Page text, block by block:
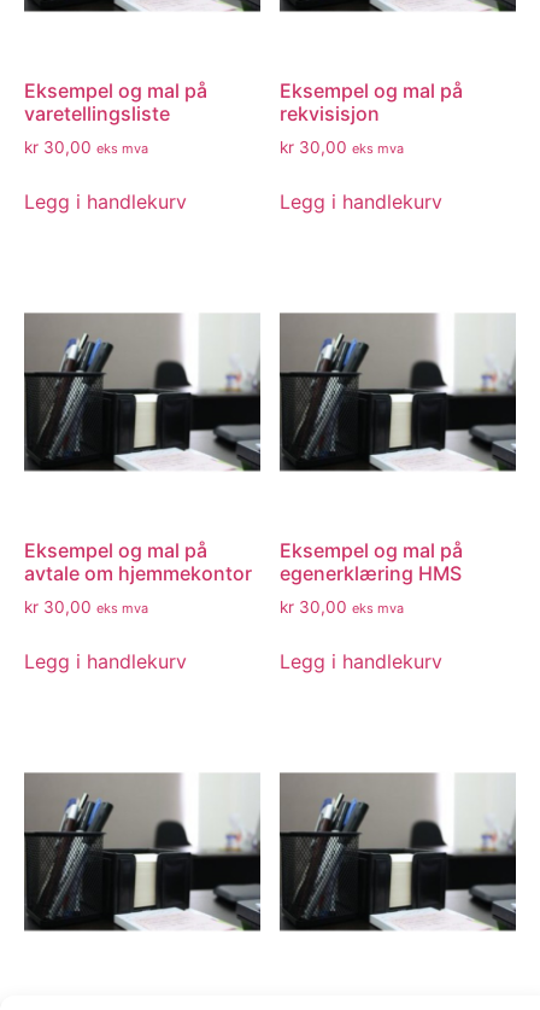
Eksempel og mal på
varetellingsliste
kr 30,00 eks mva
Legg i handlekurv
Eksempel og mal på
rekvisisjon
kr 30,00 eks mva
Legg i handlekurv
Eksempel og mal på
avtale om hjemmekontor
kr 30,00 eks mva
Legg i handlekurv
Eksempel og mal på
egenerklæring HMS
kr 30,00 eks mva
Legg i handlekurv